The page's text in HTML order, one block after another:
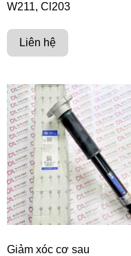
W211, Cl203
Liên hệ
Giảm xóc cơ sau